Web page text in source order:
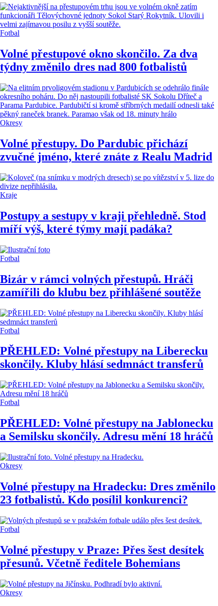
Fotbal
Volné přestupové okno skončilo. Za dva
týdny změnilo dres nad 800 fotbalistů
Okresy
Volné přestupy. Do Pardubic přichází
zvučné jméno, které znáte z Realu Madrid
Kraje
Postupy a sestupy v kraji přehledně. Stod
míří výš, které týmy mají padáka?
Fotbal
Bizár v rámci volných přestupů. Hráči
zamířili do klubu bez přihlášené soutěže
Fotbal
PŘEHLED: Volné přestupy na Liberecku
skončily. Kluby hlásí sedmnáct transferů
Fotbal
PŘEHLED: Volné přestupy na Jablonecku
a Semilsku skončily. Adresu mění 18 hráčů
Okresy
Volné přestupy na Hradecku: Dres změnilo
23 fotbalistů. Kdo posílil konkurenci?
Fotbal
Volné přestupy v Praze: Přes šest desítek
přesunů. Včetně ředitele Bohemians
Okresy